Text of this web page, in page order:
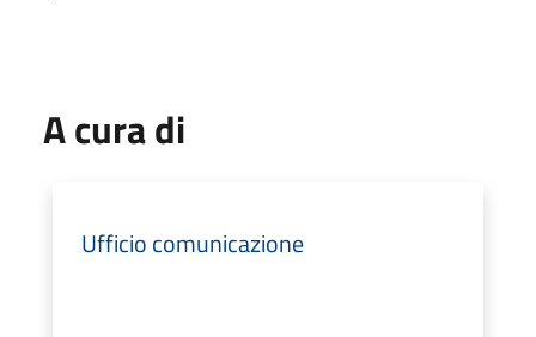
A cura di
Ufficio comunicazione